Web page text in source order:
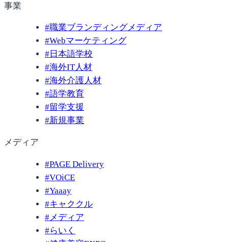
事業
#職業ブランディングメディア
#Webマーケティング
# 日本語学校
#海外IT人材
#海外介護人材
#語学教育
#留学支援
#新規事業
メディア
#PAGE Delivery
#VOiCE
#Yaaay
#キャククル
#メディア
#らいく